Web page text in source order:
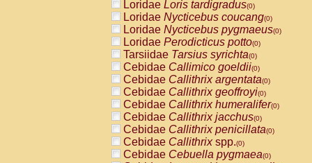
Atelidae Lagothrix lagothricha
AtelidaeLagothrix lagothricha cana
PitheciidaeCacajao calvus
PitheciidaeCallicebus cupreus
PitheciidaeCallicebus donacophilus
PitheciidaeCallicebus moloch
PitheciidaeCallicebus torquatus
PitheciidaeCallicebusspp.(0)
PitheciidaeChiropotes satanas(0)
PitheciidaePithecia monachus
PitheciidaePithecia pithecia(0)
CercopithecidaeCercocebus agilis
CercopithecidaeCercocebus
Loridae Loris tardigradus(0)
Loridae Nycticebus coucang(0)
Loridae Nycticebus pygmaeus(0)
Loridae Perodicticus potto(0)
Tarsiidae Tarsius syrichta(0)
Cebidae Callimico goeldii(0)
Cebidae Callithrix argentata(0)
Cebidae Callithrix geoffroyi(0)
Cebidae Callithrix humeralifer(0)
Cebidae Callithrix jacchus(0)
Cebidae Callithrix penicillata(0)
Cebidae Callithrixspp.(0)
Cebidae Cebuella pygmaea(0)